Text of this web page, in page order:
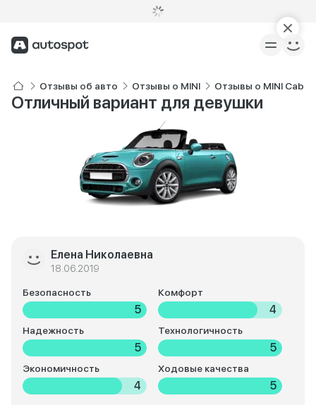
Отзывы об авто Отзывы о MINI Отзывы о MINI Cabrio
Отличный вариант для девушки
Елена Николаевна
18.06.2019
Безопасность
5
Комфорт
4
Надежность
5
Технологичность
5
Экономичность
4
Ходовые качества
5